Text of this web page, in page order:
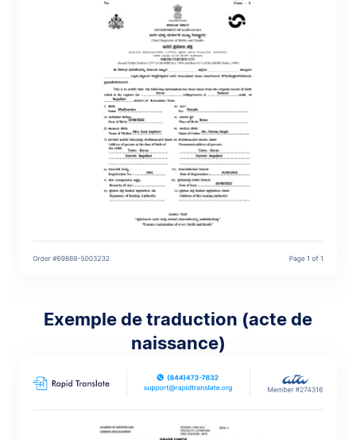
Exemple de traduction (acte de
naissance)